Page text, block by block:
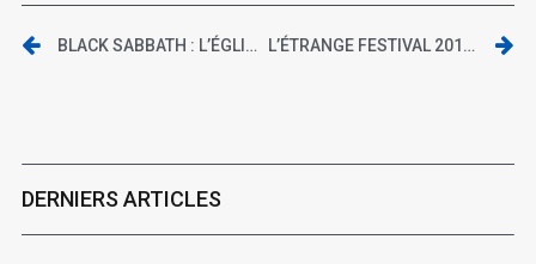
BLACK SABBATH : L’ÉGLISE ALTERNATIVE L’ÉTRANGE FESTIVAL 2013 | CONFESSION OF MURDER
DERNIERS ARTICLES